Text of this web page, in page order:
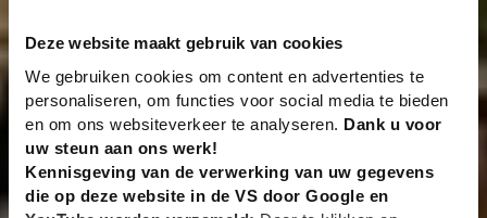
Deze website maakt gebruik van cookies
We gebruiken cookies om content en advertenties te
personaliseren, om functies voor social media te bieden
en om ons websiteverkeer te analyseren. Dank u voor
uw steun aan ons werk!
Kennisgeving van de verwerking van uw gegevens
die op deze website in de VS door Google en